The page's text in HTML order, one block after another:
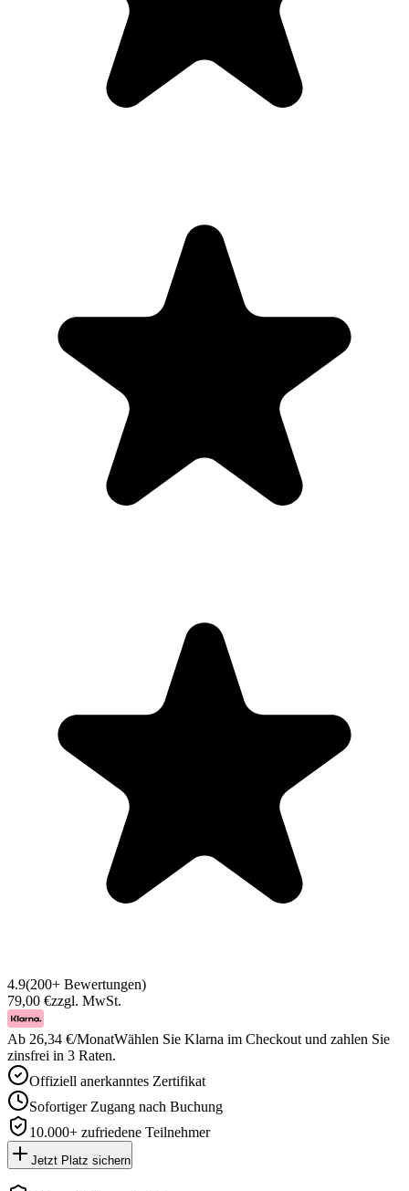
4.9(200+ Bewertungen)
79,00 €zzgl. MwSt.
Ab 26,34 €/MonatWählen Sie Klarna im Checkout und zahlen Sie
zinsfrei in 3 Raten.
Offiziell anerkanntes Zertifikat
Sofortiger Zugang nach Buchung
10.000+ zufriedene Teilnehmer
Jetzt Platz sichern